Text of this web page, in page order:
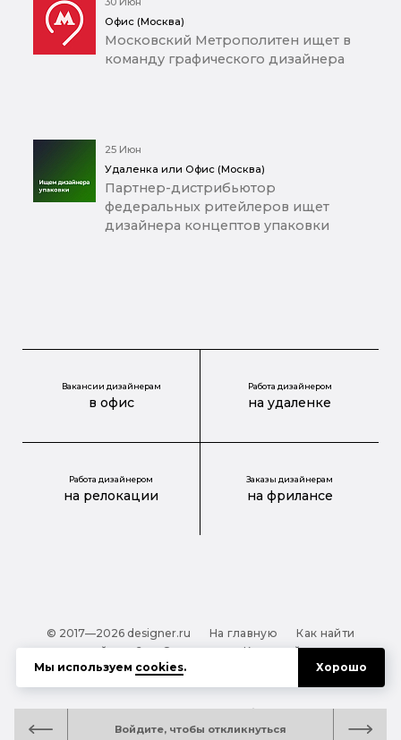
Войдите, чтобы откликнуться
Офис (Москва)
Московский Метрополитен ищет в
команду графического дизайнера
25 Июн
Удаленка или Офис (Москва)
Партнер-дистрибьютор
федеральных ритейлеров ищет
дизайнера концептов упаковки
Вакансии дизайнерам
в офис
Работа дизайнером
на удаленке
Работа дизайнером
на релокации
Заказы дизайнерам
на фрилансе
© 2017—2026 designer.ru На главную
Как найти
дизайнера?
О проекте
Карта сайта
Обработка персональных данных
Файлы cookie
Полезная подсказка:
Как выбрать дизайнера:
руководство для тех, кто заказывает дизайн
Мы используем cookies. Хорошо